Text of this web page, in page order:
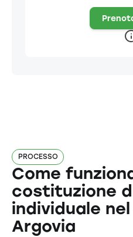
PROCESSO
Come
costituzione
individuale
Argovia